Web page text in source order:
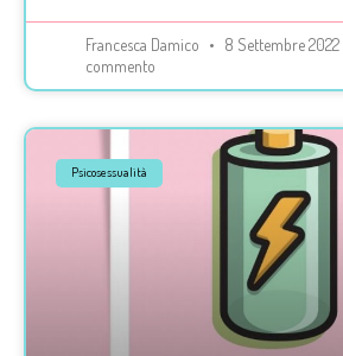
Francesca Damico 8 Settembre 2022
commento
Psicosessualità